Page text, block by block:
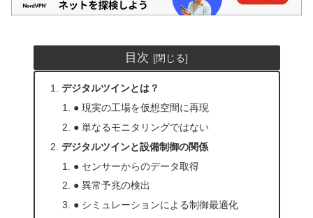
目次
デジタルツインとは？
● 現実の工場を仮想空間に再現
● 単なるモニタリングではない
デジタルツインと設備制御の関係
● センサーからのデータ取得
● 異常予兆の検出
● シミュレーションによる制御最適化